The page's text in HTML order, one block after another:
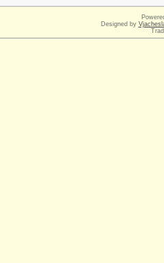
Designed by